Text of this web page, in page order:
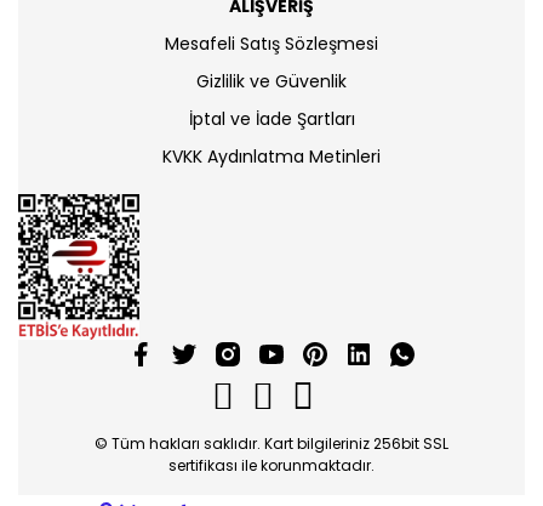
ALIŞVERİŞ
Mesafeli Satış Sözleşmesi
Gizlilik ve Güvenlik
İptal ve İade Şartları
KVKK Aydınlatma Metinleri
© Tüm hakları saklıdır. Kart bilgileriniz 256bit SSL
sertifikası ile korunmaktadır.